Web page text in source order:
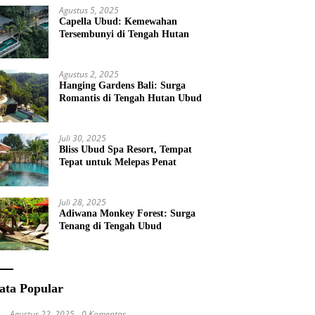
Agustus 5, 2025
Capella Ubud: Kemewahan
Tersembunyi di Tengah Hutan
Agustus 2, 2025
Hanging Gardens Bali: Surga
Romantis di Tengah Hutan Ubud
Juli 30, 2025
Bliss Ubud Spa Resort, Tempat
Tepat untuk Melepas Penat
Juli 28, 2025
Adiwana Monkey Forest: Surga
Tenang di Tengah Ubud
Popular